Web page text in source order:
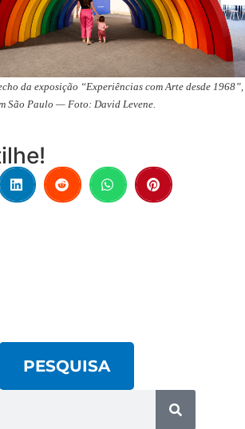
da exposição “Experiências com Arte desde
São Paulo — Foto: David Levene.
PESQUISA